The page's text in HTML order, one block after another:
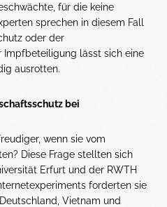
für die keine
sprechen in diesem Fall
oder der
Impfbeteiligung lässt sich eine
ausrotten.
bei
wenn sie vom
Diese Frage stellten sich
Erfurt und der RWTH
forderten sie
Vietnam und